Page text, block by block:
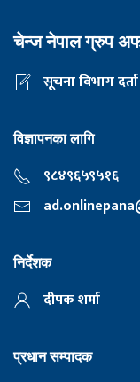
चेन्ज नेपाल ग्रुप अफ
सूचना विभाग
विज्ञापनका लागि
९८४९६५९५१६
निर्देशक
दीपक शर्मा
प्रधान सम्पादक